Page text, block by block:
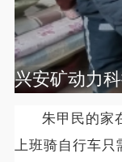
朱甲民的家
上班骑自行车